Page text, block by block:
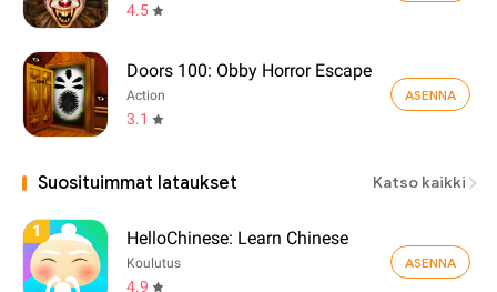
4.5
Doors 100: Obby Horror Escape
Action
3.1
ASENNA
Suosituimmat lataukset Katso kaikki
1 HelloChinese: Learn Chinese
Koulutus
4.9
ASENNA